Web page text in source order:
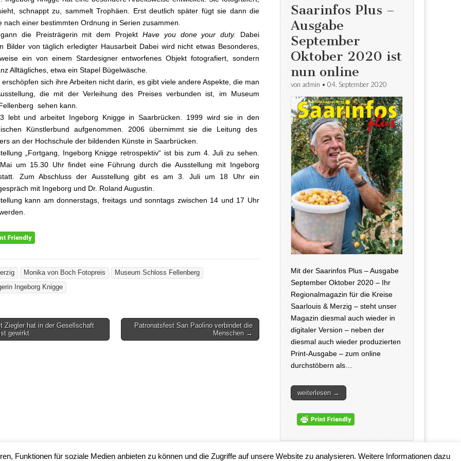
schnappt zu, sammelt Trophäen. Erst deutlich später fügt sie dann die
nach einer bestimmten Ordnung in Serien zusammen.
die Preisträgerin mit dem Projekt Have you done your duty.
Dabei
Bilder von täglich erledigter Hausarbeit Dabei wird nicht etwas Besonderes,
ein von einem Stardesigner entworfenes Objekt fotografiert, sondern
Alltägliches, etwa ein Stapel Bügelwäsche.
erschöpfen sich ihre Arbeiten nicht darin, es gibt viele andere Aspekte, die man
die mit der Verleihung des Preises verbunden ist, im Museum
sehen kann.
lebt und arbeitet Ingeborg Knigge in Saarbrücken. 1999 wird sie in den
Künstlerbund aufgenommen. 2006 übernimmt sie die Leitung des
an der Hochschule der bildenden Künste in Saarbrücken.
„Fortgang, Ingeborg Knigge retrospektiv“ ist bis zum 4. Juli zu sehen.
um 15.30 Uhr findet eine Führung durch die Ausstellung mit Ingeborg
Zum Abschluss der Ausstellung gibt es am 3. Juli um 18 Uhr ein
mit Ingeborg und Dr. Roland Augustin.
kann am donnerstags, freitags und sonntags zwischen 14 und 17 Uhr
Monika von Boch Fotopreis
Museum Schloss Fellenberg
Ingeborg Knigge
Ziegler hat in der Gesellschaft
gewirkt
Patronatsfest San Paolino verbindet die
Menschen →
Saarinfos Plus –
Ausgabe
September
Oktober 2020 ist
nun online
von admin • 04. September 2020
Mit der Saarinfos Plus – Ausgabe
September Oktober 2020 – Ihr
Regionalmagazin für die Kreise
Saarlouis & Merzig – steht unser
Magazin diesmal auch wieder in
digitaler Version – neben der
diesmal auch wieder produzierten
Print-Ausgabe – zum online
durchstöbern als…
weiterlesen →
Funktionen für soziale Medien anbieten zu können und die Zugriffe auf unsere Website zu analysieren. Weitere Informationen dazu